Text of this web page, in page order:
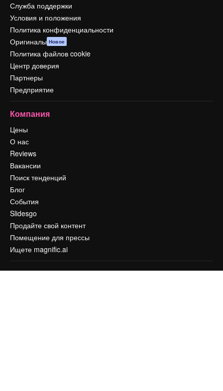
Служба поддержки
Условия и положения
Политика конфиденциальности
Оригиналы Новое
Политика файлов cookie
Центр доверия
Партнеры
Предприятие
Компания
Цены
О нас
Reviews
Вакансии
Поиск тенденций
Блог
События
Slidesgo
Продайте свой контент
Помещение для прессы
Ищете magnific.ai
Связаться с нами